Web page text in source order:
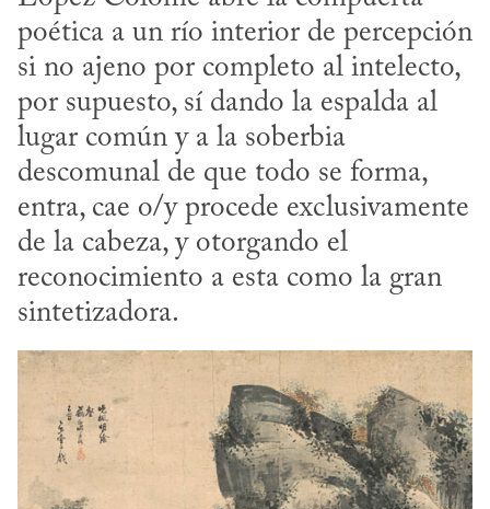
poética a un río interior de percepción
si no ajeno por completo al intelecto,
por supuesto, sí dando la espalda al
lugar común y a la soberbia
descomunal de que todo se forma,
entra, cae o/y procede exclusivamente
de la cabeza, y otorgando el
reconocimiento a esta como la gran
sintetizadora.